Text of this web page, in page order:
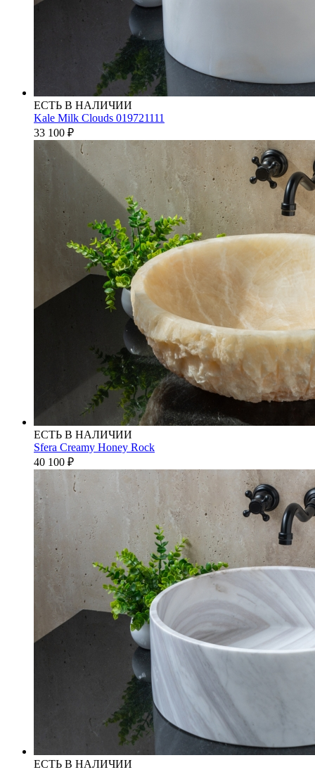
ЕСТЬ В НАЛИЧИИ
Kale Milk Clouds 019721111
33 100 ₽
ЕСТЬ В НАЛИЧИИ
Sfera Creamy Honey Rock
40 100 ₽
ЕСТЬ В НАЛИЧИИ